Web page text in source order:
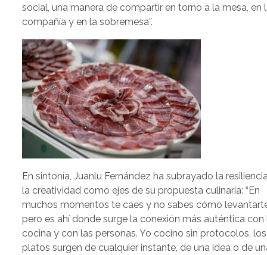
social, una manera de compartir en torno a la mesa, en
compañía y en la sobremesa”.
En sintonía, Juanlu Fernández ha subrayado la
la creatividad como ejes de su propuesta culinaria: “En
muchos momentos te caes y no sabes cómo
pero es ahí donde surge la conexión más auténtica con
cocina y con las personas. Yo cocino sin protocolos, los
platos surgen de cualquier instante, de una idea o de